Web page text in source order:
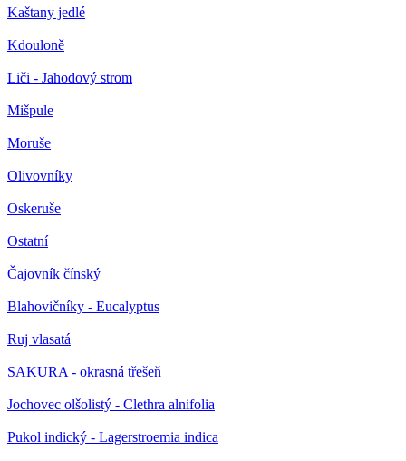
Kaštany jedlé
Kdouloně
Liči - Jahodový strom
Mišpule
Moruše
Olivovníky
Oskeruše
Ostatní
Čajovník čínský
Blahovičníky - Eucalyptus
Ruj vlasatá
SAKURA - okrasná třešeň
Jochovec olšolistý - Clethra alnifolia
Pukol indický - Lagerstroemia indica